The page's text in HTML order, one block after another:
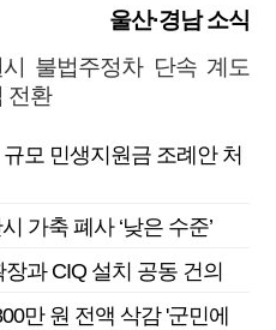
울산·경남 소식
시 불법주정차 단속 계도
전환
모 민생지원금 조례안 처
가축 폐사 ‘낮은 수준’
과 CIQ 설치 공동 건의
만 원 전액 삭감 '군민에